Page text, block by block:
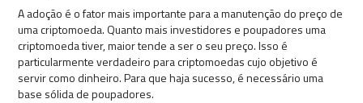
A adoção é o fator mais importante para a manutenção do preço de
uma criptomoeda. Quanto mais investidores e poupadores uma
criptomoeda tiver, maior tende a ser o seu preço. Isso é
particularmente verdadeiro para criptomoedas cujo objetivo é
servir como dinheiro. Para que haja sucesso, é necessário uma
base sólida de poupadores.